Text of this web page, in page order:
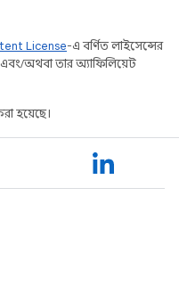
License-এ বর্ণিত লাইসেন্সের
অথবা তার অ্যাফিলিয়েট
হয়েছে।